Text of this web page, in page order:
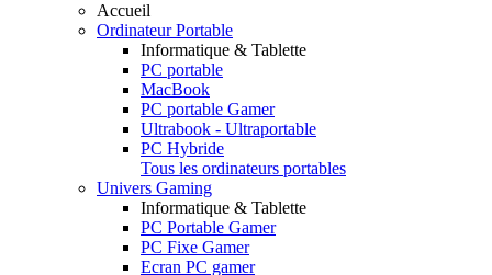
Accueil
Ordinateur Portable
Informatique & Tablette
PC portable
MacBook
PC portable Gamer
Ultrabook - Ultraportable
PC Hybride
Tous les ordinateurs portables
Univers Gaming
Informatique & Tablette
PC Portable Gamer
PC Fixe Gamer
Ecran PC gamer